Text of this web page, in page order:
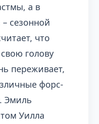
а в
сезонной
что
голову
переживает,
форс-
Эмиль
Уилла